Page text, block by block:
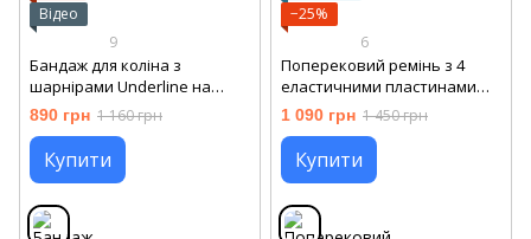
Відео
9
Бандаж для коліна з
шарнірами Underline на
липучках універсальний
890 грн 1 160 грн
Купити
−25%
6
Поперековий ремінь з 4
еластичними пластинами
Underline для чоловіків та
жінок на спину
1 090 грн 1 450 грн
Купити